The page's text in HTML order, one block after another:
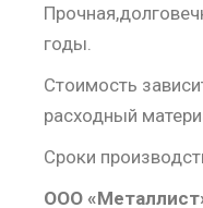
годы.
Стоимость
расходный
Сроки
ООО